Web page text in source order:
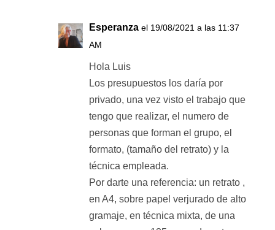
Esperanza el 19/08/2021 a las 11:37
AM
Hola Luis
Los presupuestos los daría por
privado, una vez visto el trabajo que
tengo que realizar, el numero de
personas que forman el grupo, el
formato, (tamaño del retrato) y la
técnica empleada.
Por darte una referencia: un retrato ,
en A4, sobre papel verjurado de alto
gramaje, en técnica mixta, de una